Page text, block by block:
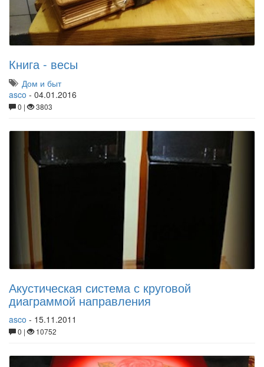
Книга - весы
Дом и быт
asco - 04.01.2016
0 | 3803
Акустическая система с круговой
диаграммой направления
asco - 15.11.2011
0 | 10752